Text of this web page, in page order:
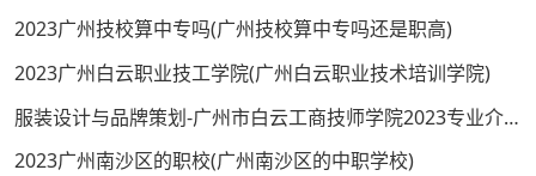
2023广州技校算中专吗(广州技校算中专吗还是职高)
2023广州白云职业技工学院(广州白云职业技术培训学院)
服装设计与品牌策划-广州市白云工商技师学院2023专业介绍
2023广州南沙区的职校(广州南沙区的中职学校)